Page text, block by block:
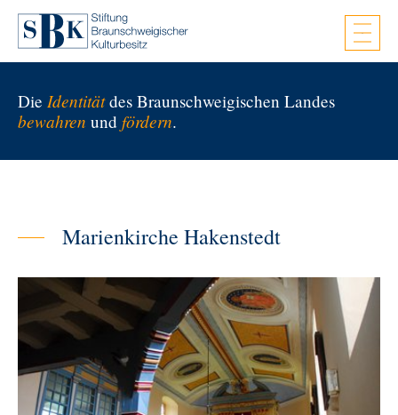
Zum Hauptinhalt springen
Die Identitätdes Braunschweigischen Landes
bewahren und fördern.
Marienkirche Hakenstedt